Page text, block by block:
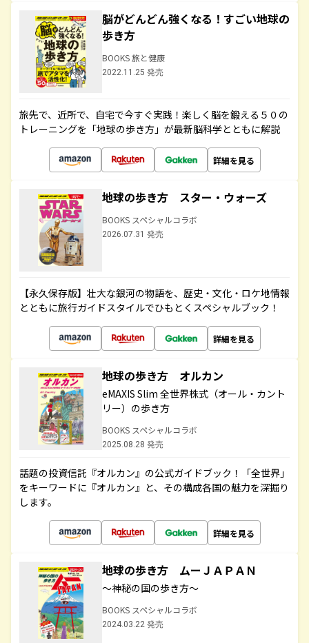
脳がどんどん強くなる！すごい地球の
歩き方
BOOKS 旅と健康
2022.11.25 発売
旅先で、近所で、自宅で今すぐ実践！楽しく脳を鍛える５０の
トレーニングを「地球の歩き方」が最新脳科学とともに解説
詳細を見る
地球の歩き方 スター・ウォーズ
BOOKS スペシャルコラボ
2026.07.31 発売
【永久保存版】壮大な銀河の物語を、歴史・文化・ロケ地情報
とともに旅行ガイドスタイルでひもとくスペシャルブック！
詳細を見る
地球の歩き方 オルカン
eMAXIS Slim 全世界株式（オール・カント
リー）の歩き方
BOOKS スペシャルコラボ
2025.08.28 発売
話題の投資信託『オルカン』の公式ガイドブック！「全世界」
をキーワードに『オルカン』と、その構成各国の魅力を深掘り
します。
詳細を見る
地球の歩き方 ムーＪＡＰＡＮ
～神秘の国の歩き方～
BOOKS スペシャルコラボ
2024.03.22 発売